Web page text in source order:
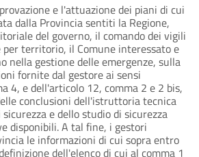
e l'attuazione dei piani di cui
dalla Provincia sentiti la Regione,
del governo, il comando dei vigili
territorio, il Comune interessato e
nella gestione delle emergenze, sulla
fornite dal gestore ai sensi
4, e dell'articolo 12, comma 2 e 2 bis,
conclusioni dell'istruttoria tecnica
e dello studio di sicurezza
disponibili. A tal fine, i gestori
le informazioni di cui sopra entro
dell'elenco di cui al comma 1